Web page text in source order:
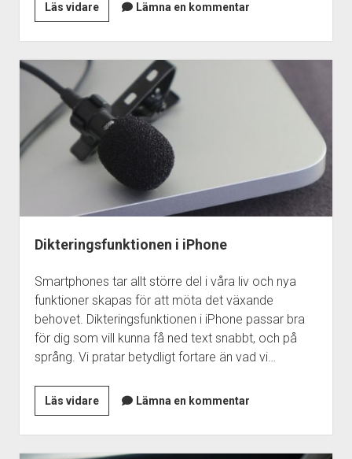
Läs vidareVerktyg
som
underlättar
för
husägare
Lämna en kommentar
Dikteringsfunktionen i iPhone
Smartphones tar allt större del i våra liv och nya
funktioner skapas för att möta det växande
behovet. Dikteringsfunktionen i iPhone passar bra
för dig som vill kunna få ned text snabbt, och på
språng. Vi pratar betydligt fortare än vad vi…
Läs vidareDikteringsfunktionen
i
iPhone
Lämna en kommentar